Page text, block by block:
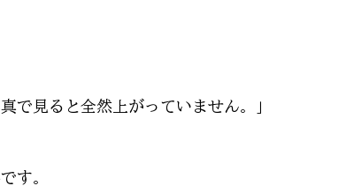
で見ると全然上がっていません。」
す。